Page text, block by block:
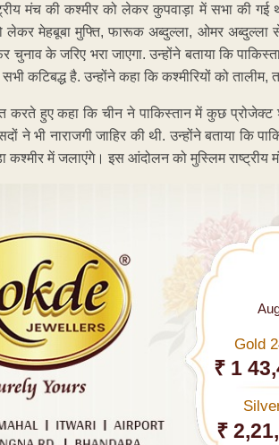
मंच की कश्मीर को लेकर कुपवाड़ा में सभा की गई
लेकर मेहबूबा मुफ्ति, फारूक अब्दुल्ला, ओमर अब्दुल्ला
चुनाव के जरिए भरा जाएगा. उन्होंने बताया कि
कटिबद्ध है. उन्होंने कहा कि कश्मीरियों को तालीम,
करते हुए कहा कि चीन ने पाकिस्तान में कुछ
ने भी नाराजगी जाहिर की थी. उन्होंने बताया कि
कश्मीर में जलाएंगे। इस आंदोलन को मुस्लिम राष्ट्रीय
Gold
₹ 1
₹